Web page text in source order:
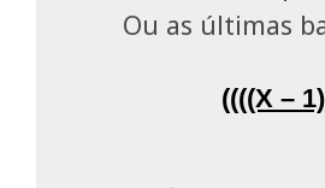
Ou as últimas
((((X –